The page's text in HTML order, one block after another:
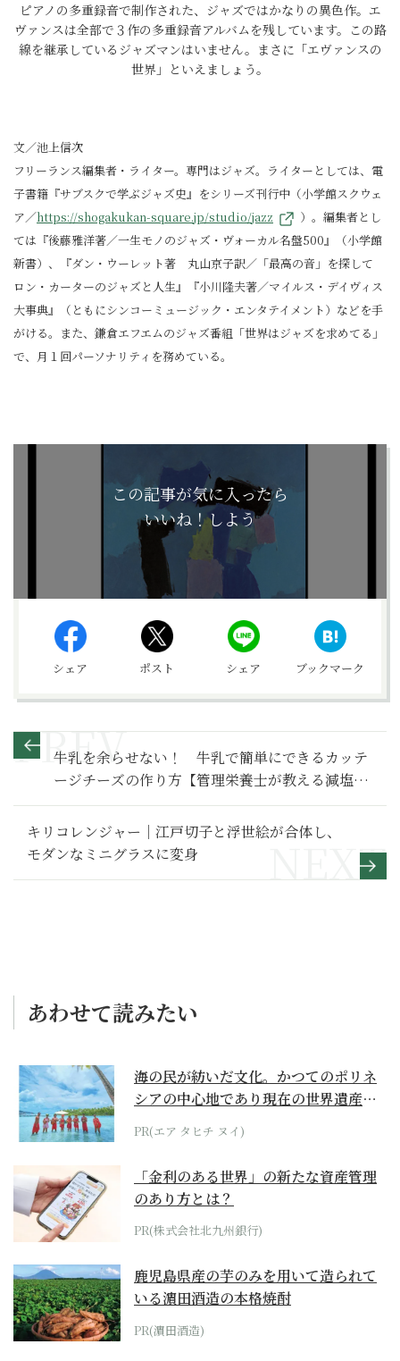
ピアノの多重録音で制作された、ジャズではかなりの異色作。エ
ヴァンスは全部で３作の多重録音アルバムを残しています。この路
線を継承しているジャズマンはいません。まさに「エヴァンスの
世界」といえましょう。
文／池上信次
フリーランス編集者・ライター。専門はジャズ。ライターとしては、電
子書籍『サブスクで学ぶジャズ史』をシリーズ刊行中（小学館スクウェ
ア／https://shogakukan-square.jp/studio/jazz
）。編集者とし
ては『後藤雅洋著／一生モノのジャズ・ヴォーカル名盤500』（小学館
新書）、『ダン・ウーレット著 丸山京子訳／「最高の音」を探して
ロン・カーターのジャズと人生』『小川隆夫著／マイルス・デイヴィス
大事典』（ともにシンコーミュージック・エンタテイメント）などを手
がける。また、鎌倉エフエムのジャズ番組「世界はジャズを求めてる」
で、月１回パーソナリティを務めている。
この記事が気に入ったら
いいね！しよう
シェア ポスト シェア ブックマーク
牛乳を余らせない！ 牛乳で簡単にできるカッテ
ージチーズの作り方【管理栄養士が教える減塩レ
シピ】
キリコレンジャー｜江戸切子と浮世絵が合体し、
モダンなミニグラスに変身
あわせて読みたい
海の民が紡いだ文化。かつてのポリネ
シアの中心地であり現在の世界遺産か
らみえてくる...
PR(エア タヒチ ヌイ)
「金利のある世界」の新たな資産管理
のあり方とは？
PR(株式会社北九州銀行)
鹿児島県産の芋のみを用いて造られて
いる濵田酒造の本格焼酎
PR(濵田酒造)